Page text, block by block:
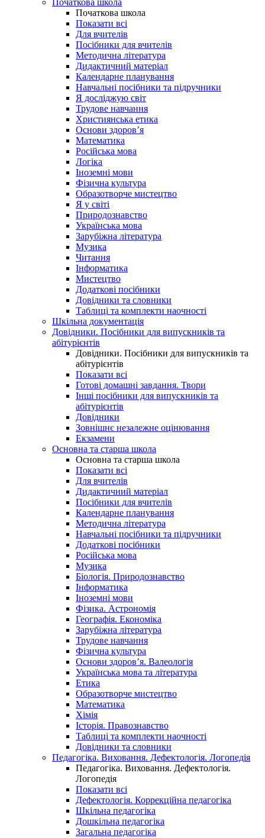
Початкова школа
Початкова школа
Показати всі
Для вчителів
Посібники для вчителів
Методична література
Дидактичний матеріал
Календарне планування
Навчальні посібники та підручники
Я досліджую світ
Трудове навчання
Християнська етика
Основи здоров’я
Математика
Російська мова
Логіка
Іноземні мови
Фізична культура
Образотворче мистецтво
Я у світі
Природознавство
Українська мова
Зарубіжна література
Музика
Читання
Інформатика
Мистецтво
Додаткові посібники
Довідники та словники
Таблиці та комплекти наочності
Шкільна документація
Довідники. Посібники для випускників та
абітурієнтів
Довідники. Посібники для випускників та
абітурієнтів
Показати всі
Готові домашні завдання. Твори
Інші посібники для випускників та
абітурієнтів
Довідники
Зовнішнє незалежне оцінювання
Екзамени
Основна та старша школа
Основна та старша школа
Показати всі
Для вчителів
Дидактичний матеріал
Посібники для вчителів
Календарне планування
Методична література
Навчальні посібники та підручники
Додаткові посібники
Російська мова
Музика
Біологія. Природознавство
Інформатика
Іноземні мови
Фізика. Астрономія
Географія. Економіка
Зарубіжна література
Трудове навчання
Фізична культура
Основи здоров’я. Валеологія
Українська мова та література
Етика
Образотворче мистецтво
Математика
Хімія
Історія. Правознавство
Таблиці та комплекти наочності
Довідники та словники
Педагогіка. Виховання. Дефектологія. Логопедія
Педагогіка. Виховання. Дефектологія.
Логопедія
Показати всі
Дефектологія. Коррекційна педагогіка
Шкільна педагогіка
Дошкільна педагогіка
Загальна педагогіка